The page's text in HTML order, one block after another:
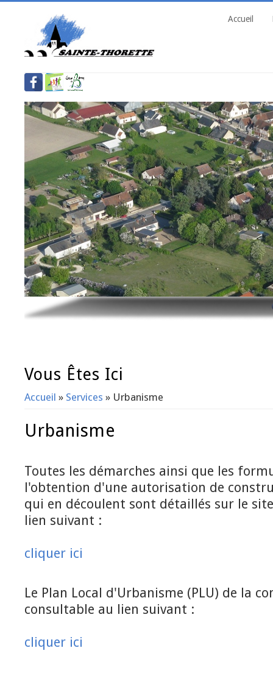
Accueil
Vous Êtes Ici
Accueil » Services » Urbanisme
Urbanisme
Toutes les démarches ainsi que les
l'obtention d'une autorisation de
qui en découlent sont détaillés sur le
lien suivant :
cliquer ici
Le Plan Local d'Urbanisme (PLU) de la
consultable au lien suivant :
cliquer ici